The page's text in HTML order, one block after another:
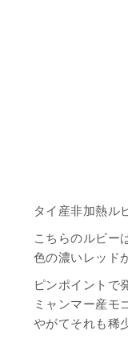
タイ産非加熱ル
こちらのルビー
色の濃いレッド
ピンポイントで
ミャンマー産モ
やがてそれも稀